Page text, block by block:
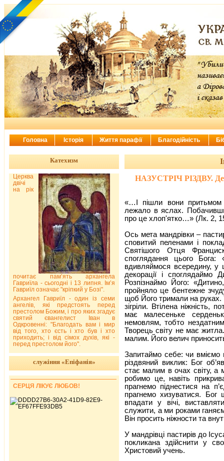
НАЗУСТРІЧ РІЗДВУ.
«…І пішли вони
лежало в яслах.
про це хлоп'ятко…» (Лк. 2,
Ось мета мандрівки –
сповитий пеленами і
Святішого Отця
споглядання цього Бога:
вдивляймося всередину, у
декорації і споглядаймо
Розпізнаймо Його:
пройняло це бентежне
щоб Його тримали на
зігріли. Втілена ніжність,
має малесеньке
немовлям, тобто
Творець світу не має
малим. Його велич
Запитаймо себе: чи
різдвяний виклик: Бог
стає малим в очах світу, а
робимо це, навіть
прагнемо піднестися на
прагнемо хизуватися. Бог
впадати у вічі,
служити, а ми роками
Він просить ніжности та
У мандрівці пастирів до
покликана здійснити у
Христовий учень.
Катехизм
Церква
двічі
на рік
почитає пам’ять архангела
Гавриїла - сьогодні і 13 липня. Ім’я
Гавриїл означає "кріпкий у Бозі".
Архангел Гавриїл - один із семи
ангелів, які предстоять перед
престолом Божим, і про яких згадує
святий євангелист Іван в
Одкровенні: "Благодать вам і мир
від того, хто єсть і хто був і хто
приходить; і від сімох духів, які -
перед престолом його".
служіння «Епіфанія»
СЕРЦЯ ЛІКУЄ ЛЮБОВ!
Головна Історія Життя парафії Благодійність